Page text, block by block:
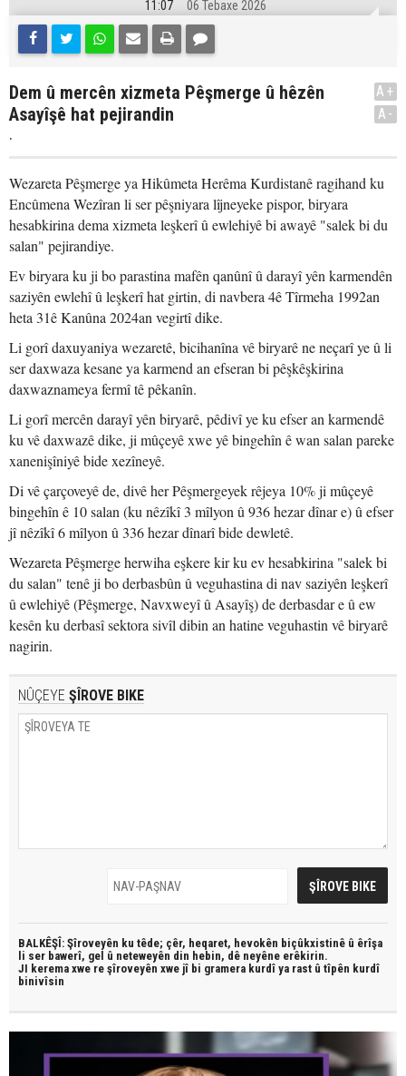
11:07 06 Tebaxe 2026
Dem û mercên xizmeta Pêşmerge û hêzên
Asayîşê hat pejirandin
.
A+
A-
Wezareta Pêşmerge ya Hikûmeta Herêma Kurdistanê ragihand ku
Encûmena Wezîran li ser pêşniyara lîjneyeke pispor, biryara
hesabkirina dema xizmeta leşkerî û ewlehiyê bi awayê "salek bi du
salan" pejirandiye.
Ev biryara ku ji bo parastina mafên qanûnî û darayî yên karmendên
saziyên ewlehî û leşkerî hat girtin, di navbera 4ê Tîrmeha 1992an
heta 31ê Kanûna 2024an vegirtî dike.
Li gorî daxuyaniya wezaretê, bicihanîna vê biryarê ne neçarî ye û li
ser daxwaza kesane ya karmend an efseran bi pêşkêşkirina
daxwaznameya fermî tê pêkanîn.
Li gorî mercên darayî yên biryarê, pêdivî ye ku efser an karmendê
ku vê daxwazê dike, ji mûçeyê xwe yê bingehîn ê wan salan pareke
xanenişîniyê bide xezîneyê.
Di vê çarçoveyê de, divê her Pêşmergeyek rêjeya 10% ji mûçeyê
bingehîn ê 10 salan (ku nêzîkî 3 mîlyon û 936 hezar dînar e) û efser
jî nêzîkî 6 mîlyon û 336 hezar dînarî bide dewletê.
Wezareta Pêşmerge herwiha eşkere kir ku ev hesabkirina "salek bi
du salan" tenê ji bo derbasbûn û veguhastina di nav saziyên leşkerî
û ewlehiyê (Pêşmerge, Navxweyî û Asayîş) de derbasdar e û ew
kesên ku derbasî sektora sivîl dibin an hatine veguhastin vê biryarê
nagirin.
NÛÇEYE ŞÎROVE BIKE
BALKÊŞÎ: Şîroveyên ku têde; çêr, heqaret, hevokên biçûkxistinê û êrîşa
li ser bawerî, gel û neteweyên din hebin, dê neyêne erêkirin.
JI kerema xwe re şîroveyên xwe jî bi gramera kurdî ya rast û tîpên kurdî
binivîsin